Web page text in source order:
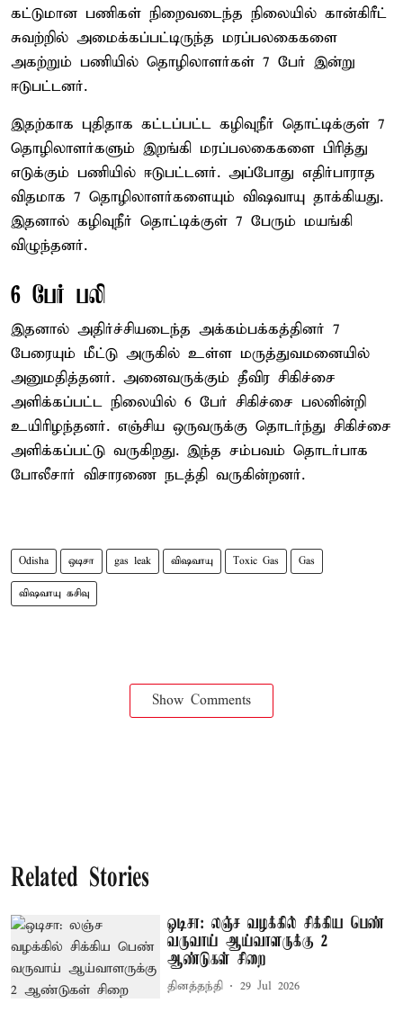
கட்டுமான பணிகள் நிறைவடைந்த நிலையில் கான்கிரீட்
சுவற்றில் அமைக்கப்பட்டிருந்த மரப்பலகைகளை
அகற்றும் பணியில் தொழிலாளர்கள் 7 பேர் இன்று
ஈடுபட்டனர்.
இதற்காக புதிதாக கட்டப்பட்ட கழிவுநீர் தொட்டிக்குள் 7
தொழிலாளர்களும் இறங்கி மரப்பலகைகளை பிரித்து
எடுக்கும் பணியில் ஈடுபட்டனர். அப்போது எதிர்பாராத
விதமாக 7 தொழிலாளர்களையும் விஷவாயு தாக்கியது.
இதனால் கழிவுநீர் தொட்டிக்குள் 7 பேரும் மயங்கி
விழுந்தனர்.
6 பேர் பலி
இதனால் அதிர்ச்சியடைந்த அக்கம்பக்கத்தினர் 7
பேரையும் மீட்டு அருகில் உள்ள மருத்துவமனையில்
அனுமதித்தனர். அனைவருக்கும் தீவிர சிகிச்சை
அளிக்கப்பட்ட நிலையில் 6 பேர் சிகிச்சை பலனின்றி
உயிரிழந்தனர். எஞ்சிய ஒருவருக்கு தொடர்ந்து சிகிச்சை
அளிக்கப்பட்டு வருகிறது. இந்த சம்பவம் தொடர்பாக
போலீசார் விசாரணை நடத்தி வருகின்றனர்.
Odisha ஒடிசா gas leak விஷவாயு Toxic Gas Gas
விஷவாயு கசிவு
Show Comments
Related Stories
ஒடிசா: லஞ்ச வழக்கில் சிக்கிய பெண்
வருவாய் ஆய்வாளருக்கு 2
ஆண்டுகள் சிறை
தினத்தந்தி 29 Jul 2026